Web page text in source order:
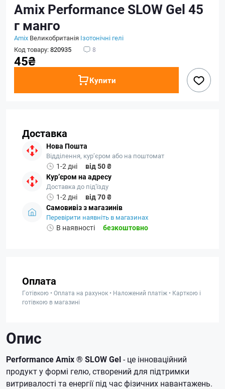
Amix Performance SLOW Gel 45
г манго
Amix Великобританія Iзотонічні гелі
Код товару:820935 8
45₴
Купити
Доставка
Нова Пошта
Відділення, кур’єром або на поштомат
1-2 дні
від 50 ₴
Кур’єром на адресу
Доставка до під'їзду
1-2 дні
від 70 ₴
Самовивіз з магазинів
Перевірити наявніть в магазинах
В наявності безкоштовно
Оплата
Готівкою • Оплата на рахунок • Наложений платіж • Карткою і
готівкою в магазині
Опис
Performance Amix ® SLOW Gel- це інноваційний
продукт у формі гелю, створений для підтримки
витривалості та енергії під час фізичних навантажень.